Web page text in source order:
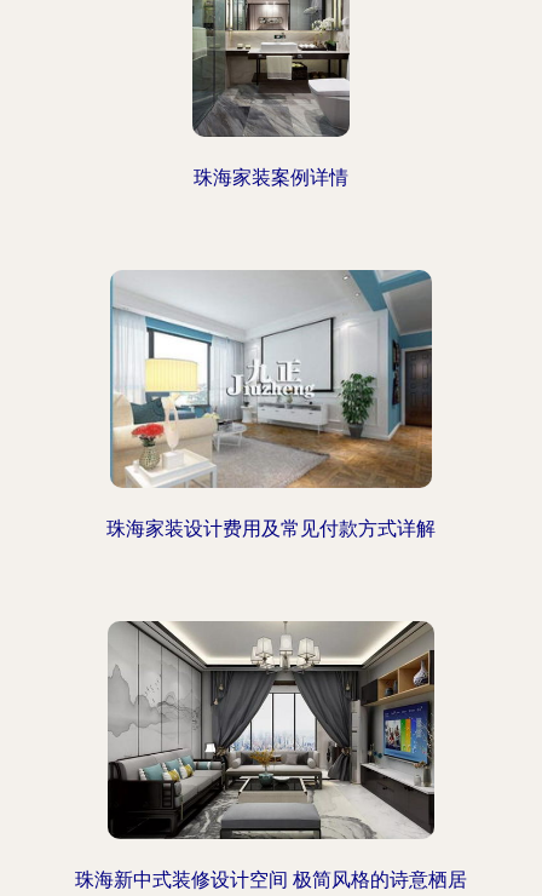
珠海家装案例详情
珠海家装设计费用及常见付款方式详解
珠海新中式装修设计空间 极简风格的诗意栖居